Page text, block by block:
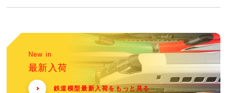
New in
最新入荷
鉄道模型最新入荷をもっと見る